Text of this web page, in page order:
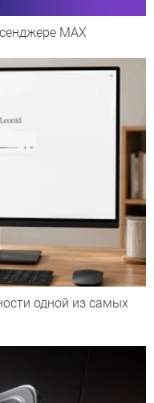
МАХ
одной из самых